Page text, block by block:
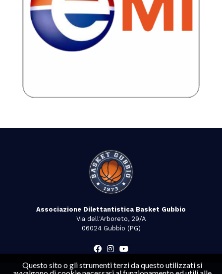
Associazione Dilettantistica Basket Gubbio
Via dell'Arboreto, 29/A
06024 Gubbio (PG)
Questo sito o gli strumenti terzi da questo utilizzati si